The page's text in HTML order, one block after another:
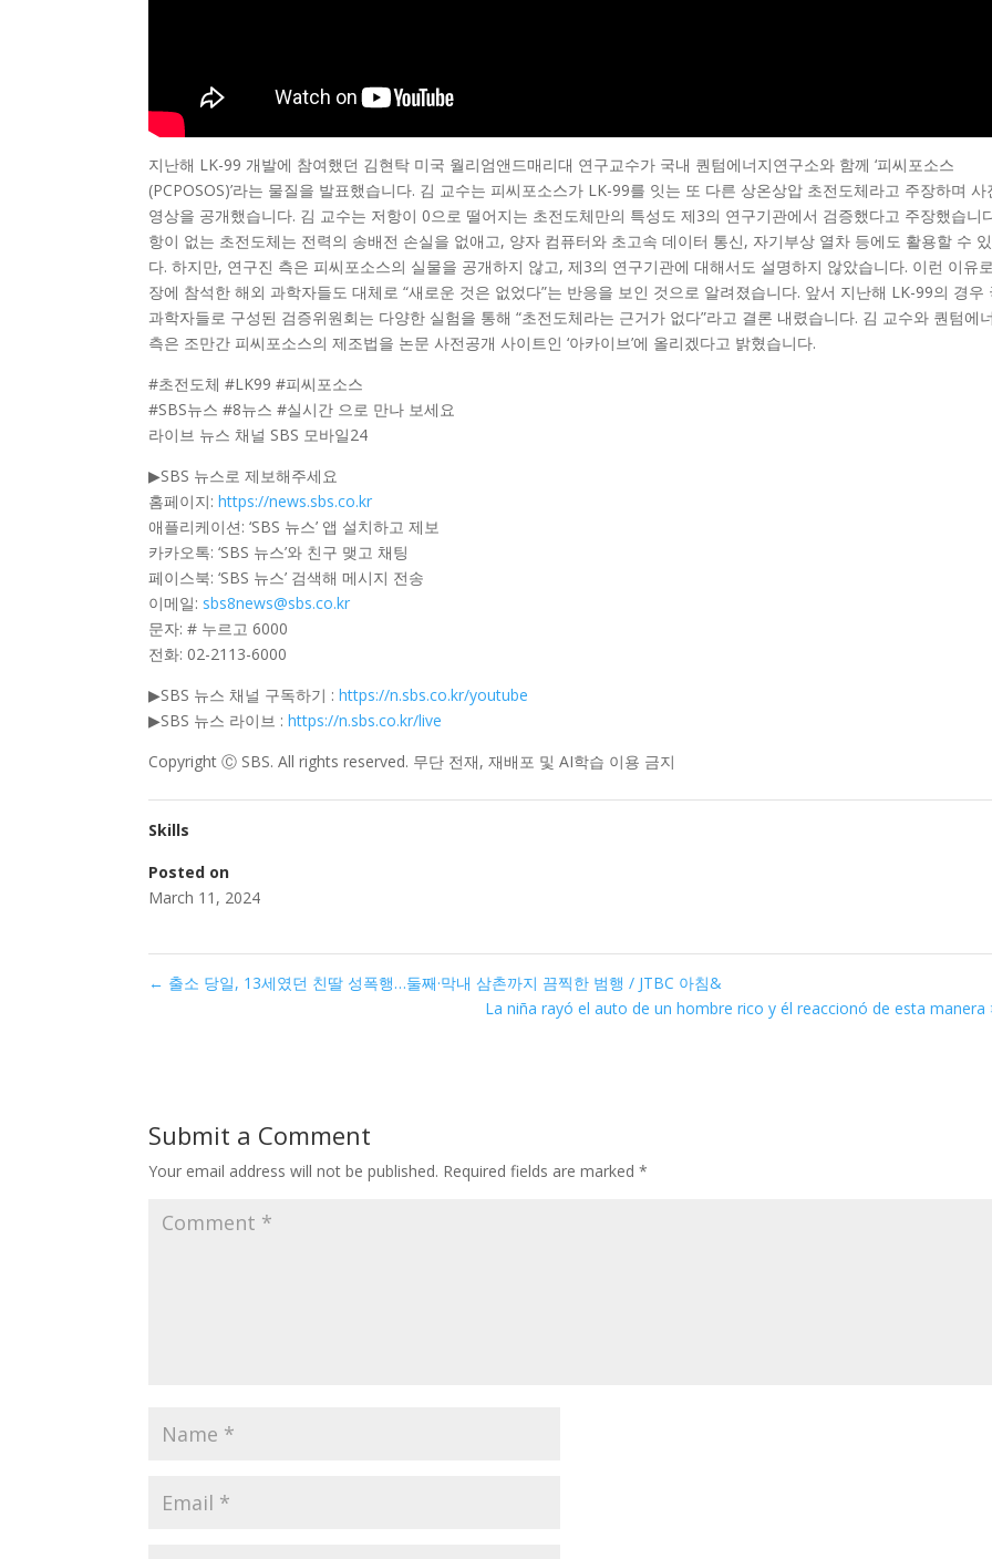
지난해 LK-99 개발에 참여했던 김현탁 미국 월리엄앤드매리대 연구교수가 국내 퀀텀에너지연구소와 함께 ‘피씨포소스
(PCPOSOS)’라는 물질을 발표했습니다. 김 교수는 피씨포소스가 LK-99를 잇는 또 다른 상온상압 초전도체라고 주장하며 사
영상을 공개했습니다. 김 교수는 저항이 0으로 떨어지는 초전도체만의 특성도 제3의 연구기관에서 검증했다고 주장했습니
항이 없는 초전도체는 전력의 송배전 손실을 없애고, 양자 컴퓨터와 초고속 데이터 통신, 자기부상 열차 등에도 활용할 수
다. 하지만, 연구진 측은 피씨포소스의 실물을 공개하지 않고, 제3의 연구기관에 대해서도 설명하지 않았습니다. 이런 이유
장에 참석한 해외 과학자들도 대체로 “새로운 것은 없었다”는 반응을 보인 것으로 알려졌습니다. 앞서 지난해 LK-99의 경우
과학자들로 구성된 검증위원회는 다양한 실험을 통해 “초전도체라는 근거가 없다”라고 결론 내렸습니다. 김 교수와 퀀텀에
측은 조만간 피씨포소스의 제조법을 논문 사전공개 사이트인 ‘아카이브’에 올리겠다고 밝혔습니다.
#초전도체 #LK99 #피씨포소스
#SBS뉴스 #8뉴스 #실시간 으로 만나 보세요
라이브 뉴스 채널 SBS 모바일24
▶SBS 뉴스로 제보해주세요
홈페이지:https://news.sbs.co.kr
애플리케이션: ‘SBS 뉴스’ 앱 설치하고 제보
카카오톡: ‘SBS 뉴스’와 친구 맺고 채팅
페이스북: ‘SBS 뉴스’ 검색해 메시지 전송
이메일: sbs8news@sbs.co.kr
문자: # 누르고 6000
전화: 02-2113-6000
▶SBS 뉴스 채널 구독하기 :https://n.sbs.co.kr/youtube
▶SBS 뉴스 라이브 :https://n.sbs.co.kr/live
Copyright Ⓒ SBS. All rights reserved. 무단 전재, 재배포 및 AI학습 이용 금지
Skills
Posted on
March 11, 2024
← 출소 당일, 13세였던 친딸 성폭행…둘째·막내 삼촌까지 끔찍한 범행 / JTBC 아침&
La niña rayó el auto de un hombre rico y él reaccionó de esta
Submit a Comment
Your email address will not be published. Required fields are marked*